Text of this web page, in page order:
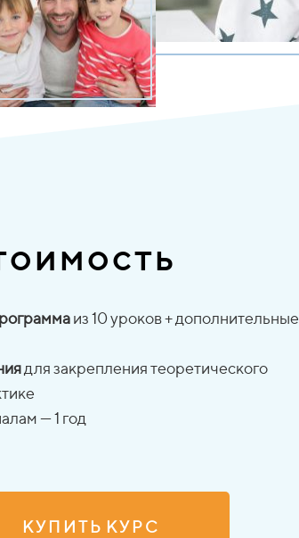
из 10 уроков + дополнительные
для закрепления теоретического
— 1 год
К У П И Т Ь К У Р С